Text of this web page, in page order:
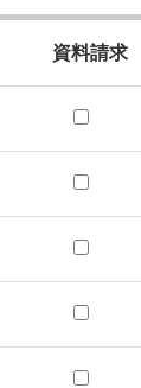
資料請求